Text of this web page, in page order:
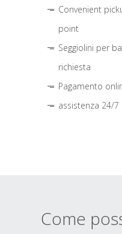
Convenient
point
Seggiolini per
richiesta
Pagamento
assistenza 24/7
Come